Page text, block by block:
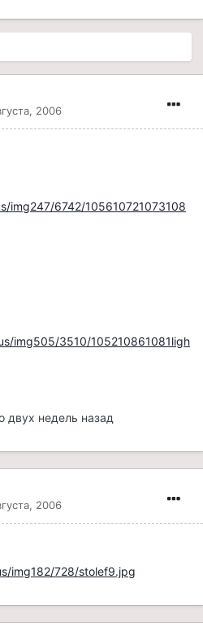
2006
img247/6742/105610721073108
img505/3510/105210861081ligh
двух недель назад
2006
img182/728/stolef9.jpg